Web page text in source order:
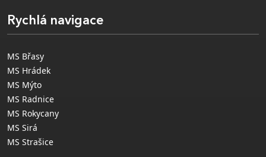
Rychlá navigace
MS Břasy
MS Hrádek
MS Mýto
MS Radnice
MS Rokycany
MS Sirá
MS Strašice